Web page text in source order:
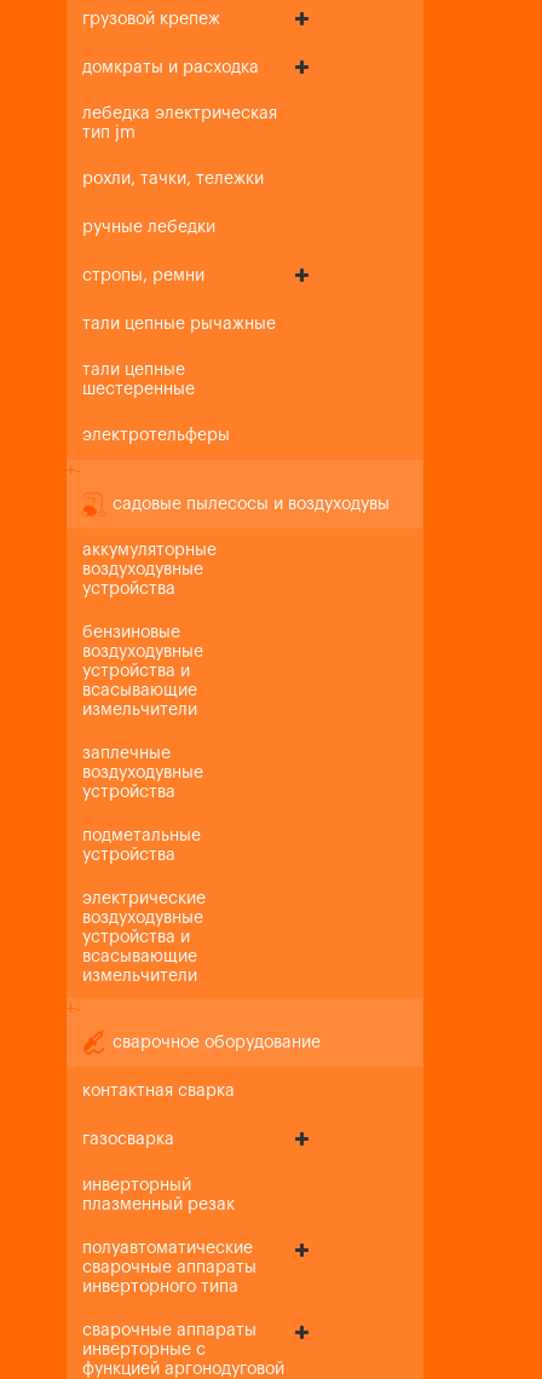
грузовой крепеж
домкраты и расходка
лебедка электрическая
тип jm
рохли, тачки, тележки
ручные лебедки
стропы, ремни
тали цепные рычажные
тали цепные
шестеренные
электротельферы
+-
садовые пылесосы и воздуходувы
аккумуляторные
воздуходувные
устройства
бензиновые
воздуходувные
устройства и
всасывающие
измельчители
заплечные
воздуходувные
устройства
подметальные
устройства
электрические
воздуходувные
устройства и
всасывающие
измельчители
+-
сварочное оборудование
контактная сварка
газосварка
инверторный
плазменный резак
полуавтоматические
сварочные аппараты
инверторного типа
сварочные аппараты
инверторные с
функцией аргонодуговой